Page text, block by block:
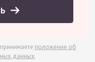
положение об
данных.